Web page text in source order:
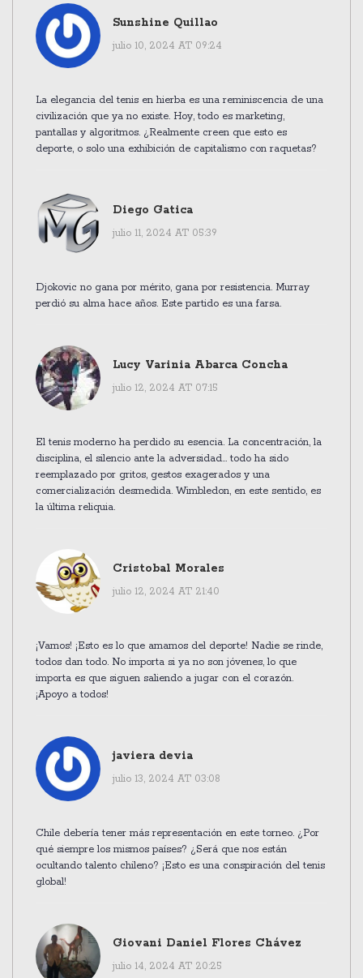
Sunshine Quillao
julio 10, 2024 AT 09:24
La elegancia del tenis en hierba es una reminiscencia de una
civilización que ya no existe. Hoy, todo es marketing,
pantallas y algoritmos. ¿Realmente creen que esto es
deporte, o solo una exhibición de capitalismo con raquetas?
Diego Gatica
julio 11, 2024 AT 05:39
Djokovic no gana por mérito, gana por resistencia. Murray
perdió su alma hace años. Este partido es una farsa.
Lucy Varinia Abarca Concha
julio 12, 2024 AT 07:15
El tenis moderno ha perdido su esencia. La concentración, la
disciplina, el silencio ante la adversidad... todo ha sido
reemplazado por gritos, gestos exagerados y una
comercialización desmedida. Wimbledon, en este sentido, es
la última reliquia.
Cristobal Morales
julio 12, 2024 AT 21:40
¡Vamos! ¡Esto es lo que amamos del deporte! Nadie se rinde,
todos dan todo. No importa si ya no son jóvenes, lo que
importa es que siguen saliendo a jugar con el corazón.
¡Apoyo a todos!
javiera devia
julio 13, 2024 AT 03:08
Chile debería tener más representación en este torneo. ¿Por
qué siempre los mismos países? ¿Será que nos están
ocultando talento chileno? ¡Esto es una conspiración del tenis
global!
Giovani Daniel Flores Chávez
julio 14, 2024 AT 20:25